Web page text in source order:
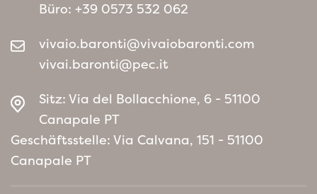
Büro: +39 0573 532 062
vivaio.baronti@vivaiobaronti.com
vivai.baronti@pec.it
Sitz: Via del Bollacchione, 6 - 51100
Canapale PT
Geschäftsstelle: Via Calvana, 151 - 51100
Canapale PT